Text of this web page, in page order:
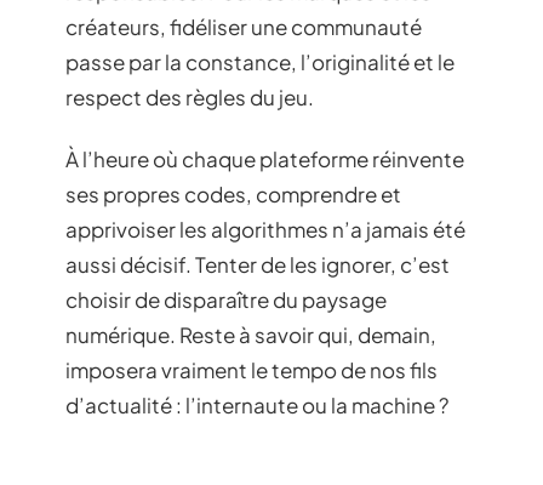
créateurs, fidéliser une communauté
passe par la constance, l’originalité et le
respect des règles du jeu.
À l’heure où chaque plateforme réinvente
ses propres codes, comprendre et
apprivoiser les algorithmes n’a jamais été
aussi décisif. Tenter de les ignorer, c’est
choisir de disparaître du paysage
numérique. Reste à savoir qui, demain,
imposera vraiment le tempo de nos fils
d’actualité : l’internaute ou la machine ?